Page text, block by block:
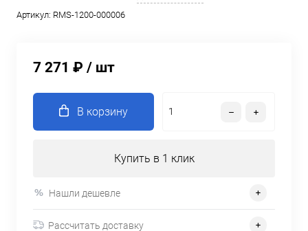
Артикул: RMS-1200-000006
7 271 ₽ / шт
В корзину
Купить в 1 клик
Нашли дешевле
Рассчитать доставку